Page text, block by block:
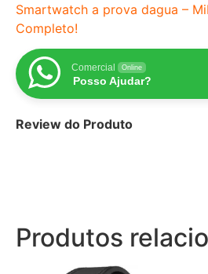
Smartwatch a prova dagua –
Completo!
Comercial Online
Posso Ajudar?
Review do Produto
Produtos